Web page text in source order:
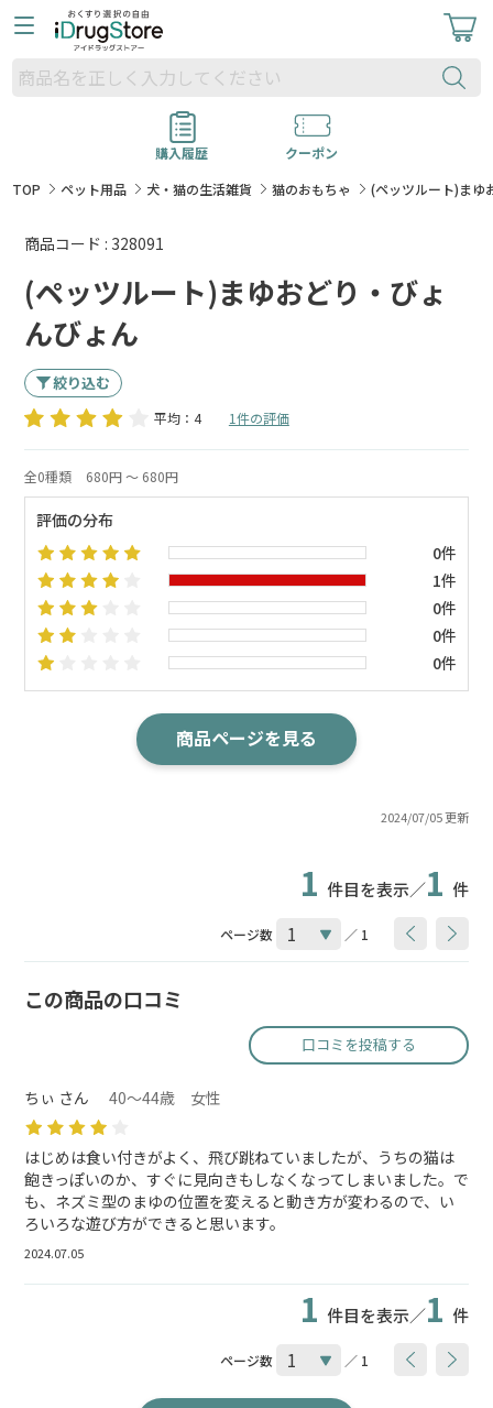
購入履歴
クーポン
TOP
ペット用品 犬・猫の生活雑貨 猫のおもちゃ (ペッツルート)まゆ
商品コード : 328091
(ペッツルート)まゆおどり・びょ
んびょん
絞り込む
平均：4 1件の評価
2024/07/05 更新
全0種類 680円 ～ 680円
評価の分布
0件
1件
0件
0件
0件
商品ページを見る
1 件目を表示／1 件
ページ数 ／ 1
この商品の口コミ
口コミを投稿する
ちぃ さん 40～44歳 女性
はじめは食い付きがよく、飛び跳ねていましたが、うちの猫は
飽きっぽいのか、すぐに見向きもしなくなってしまいました。で
も、ネズミ型のまゆの位置を変えると動き方が変わるので、い
ろいろな遊び方ができると思います。
2024.07.05
1 件目を表示／1 件
ページ数 ／ 1